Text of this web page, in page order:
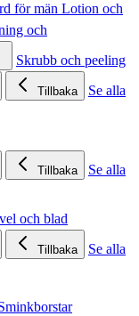
för män Lotion och
och
Skrubb och peeling
Tillbaka
Se alla
Tillbaka
Se alla
och blad
Tillbaka
Se alla